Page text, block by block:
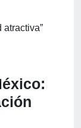
atractiva”